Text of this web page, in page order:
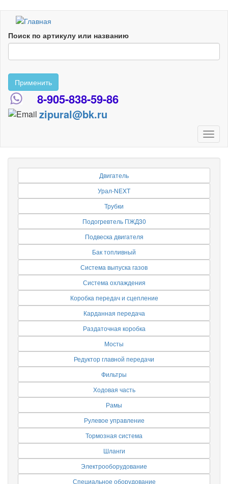
Перейти
основному
содержанию
Поиск по артикулу или названию
Применить
8-905-838-59-86
zipural@bk.ru
Двигатель
Урал-NEXT
Трубки
Подогревтель ПЖД30
Подвеска двигателя
Бак топливный
Система выпуска газов
Система охлаждения
Коробка передач и сцепление
Карданная передача
Раздаточная коробка
Мосты
Редуктор главной передачи
Фильтры
Ходовая часть
Рамы
Рулевое управление
Тормозная система
Шланги
Электрооборудование
Специальное оборудование